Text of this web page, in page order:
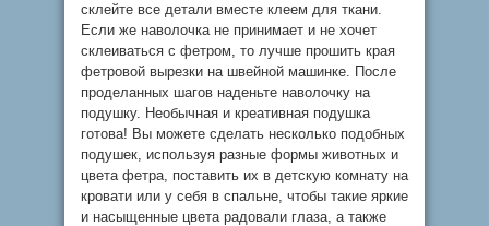
склейте все детали вместе клеем для ткани.
Если же наволочка не принимает и не хочет
склеиваться с фетром, то лучше прошить края
фетровой вырезки на швейной машинке. После
проделанных шагов наденьте наволочку на
подушку. Необычная и креативная подушка
готова! Вы можете сделать несколько подобных
подушек, используя разные формы животных и
цвета фетра, поставить их в детскую комнату на
кровати или у себя в спальне, чтобы такие яркие
и насыщенные цвета радовали глаза, а также